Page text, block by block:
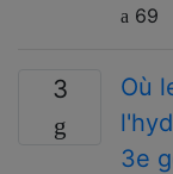
69
3
Où
3e